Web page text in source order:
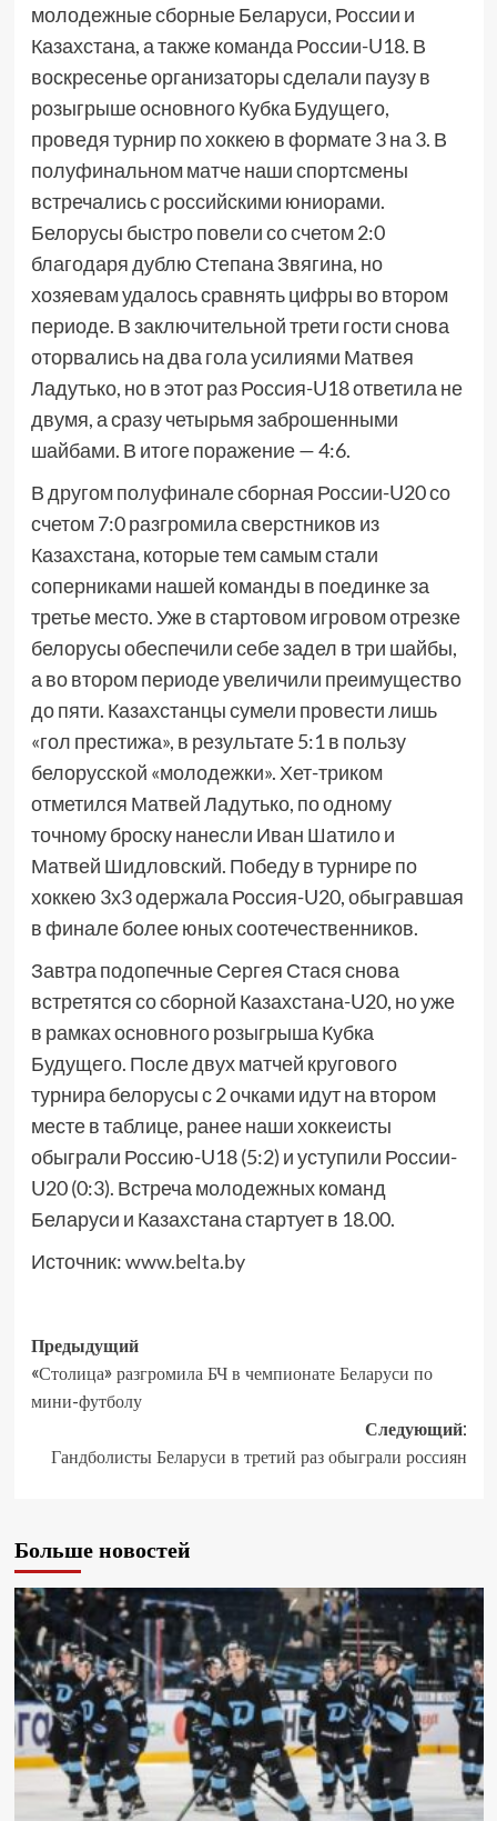
молодежные сборные Беларуси, России и
Казахстана, а также команда России-U18. В
воскресенье организаторы сделали паузу в
розыгрыше основного Кубка Будущего,
проведя турнир по хоккею в формате 3 на 3. В
полуфинальном матче наши спортсмены
встречались с российскими юниорами.
Белорусы быстро повели со счетом 2:0
благодаря дублю Степана Звягина, но
хозяевам удалось сравнять цифры во втором
периоде. В заключительной трети гости снова
оторвались на два гола усилиями Матвея
Ладутько, но в этот раз Россия-U18 ответила не
двумя, а сразу четырьмя заброшенными
шайбами. В итоге поражение — 4:6.
В другом полуфинале сборная России-U20 со
счетом 7:0 разгромила сверстников из
Казахстана, которые тем самым стали
соперниками нашей команды в поединке за
третье место. Уже в стартовом игровом отрезке
белорусы обеспечили себе задел в три шайбы,
а во втором периоде увеличили преимущество
до пяти. Казахстанцы сумели провести лишь
«гол престижа», в результате 5:1 в пользу
белорусской «молодежки». Хет-триком
отметился Матвей Ладутько, по одному
точному броску нанесли Иван Шатило и
Матвей Шидловский. Победу в турнире по
хоккею 3х3 одержала Россия-U20, обыгравшая
в финале более юных соотечественников.
Завтра подопечные Сергея Стася снова
встретятся со сборной Казахстана-U20, но уже
в рамках основного розыгрыша Кубка
Будущего. После двух матчей кругового
турнира белорусы с 2 очками идут на втором
месте в таблице, ранее наши хоккеисты
обыграли Россию-U18 (5:2) и уступили России-
U20 (0:3). Встреча молодежных команд
Беларуси и Казахстана стартует в 18.00.
Источник:www.belta.by
Предыдущий
«Столица» разгромила БЧ в чемпионате Беларуси по
мини-футболу
Следующий:
Гандболисты Беларуси в третий раз обыграли россиян
Больше новостей